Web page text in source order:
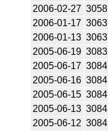
2006-02-27 3058
2006-01-17 3063
2006-01-13 3063
2005-06-19 3083
2005-06-17 3084
2005-06-16 3084
2005-06-15 3084
2005-06-13 3084
2005-06-12 3084